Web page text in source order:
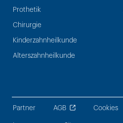
Prothetik
Chirurgie
Kinderzahnheilkunde
Alterszahnheilkunde
Partner AGB Cookies